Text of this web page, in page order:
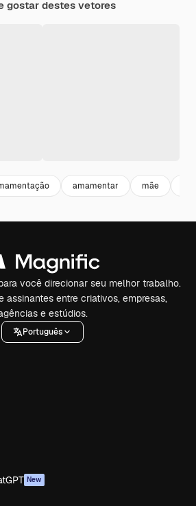
gostar destes vetores
amamentar mãe
você direcionar seu melhor trabalho.
assinantes entre criativos, empresas,
e estúdios.
Português
New